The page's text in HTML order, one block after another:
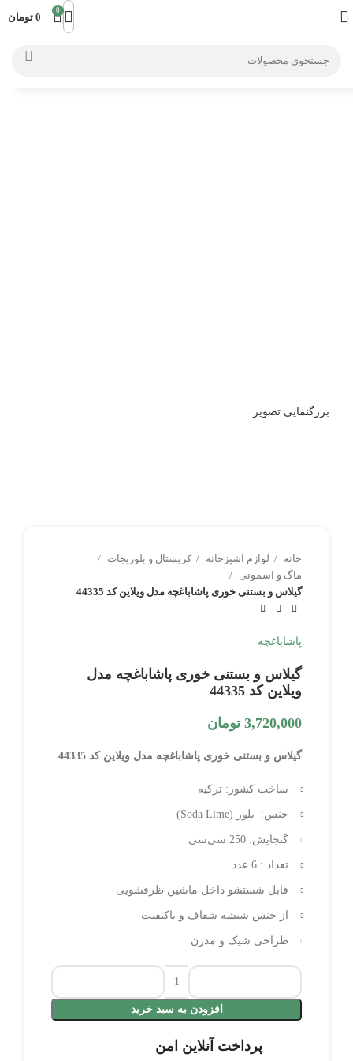
0
0 تومان
بزرگنمایی تصویر
خانه لوازم آشپزخانه
کریستال و بلوریجات
ماگ و اسموتی
گیلاس و بستنی خوری پاشاباغچه مدل ویلاین کد 44335
پاشاباغچه
گیلاس و بستنی خوری پاشاباغچه مدل
ویلاین کد 44335
3,720,000 تومان
گیلاس و بستنی خوری پاشاباغچه مدل ویلاین کد 44335
ساخت کشور: ترکیه
جنس: بلور (Soda Lime)
گنجایش: 250 سی‌سی
تعداد : 6 عدد
قابل شستشو داخل ماشین ظرفشویی
از جنس شیشه شفاف و باکیفیت
طراحی شیک و مدرن
افزودن به سبد خرید
پرداخت آنلاین امن